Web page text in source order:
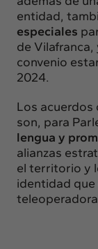
entidad,
especiales
de Vilafranca,
convenio
2024.
Los acuerdos
son, para
lengua y
alianzas
el territorio y
identidad que